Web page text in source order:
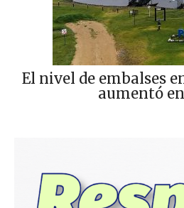
El nivel de embalses
aumentó